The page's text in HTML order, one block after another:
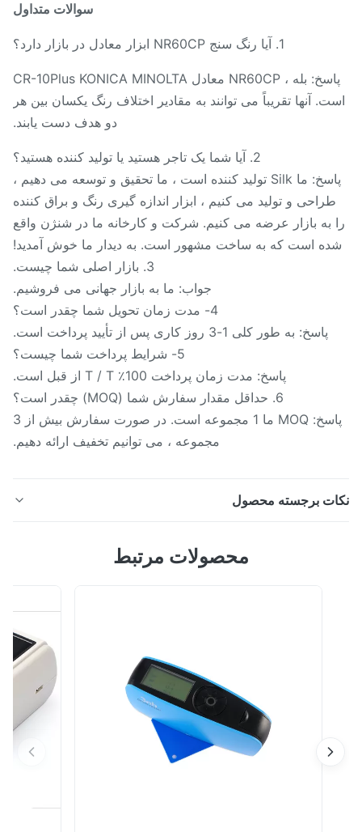
سوالات متداول
پاسخ: بله ، NR60CP معادل CR-10Plus KONICA MINOLTA
آنها تقریباً می توانند به مقادیر اختلاف رنگ یکسان بین هر
دو هدف دست یابند.
پاسخ: ما Silk تولید کننده است ، ما تحقیق و توسعه می دهیم ،
طراحی و تولید می کنیم ، ابزار اندازه گیری رنگ و براق کننده
به بازار عرضه می کنیم. شرکت و کارخانه ما در شنژن واقع
است که به ساخت مشهور است. به دیدار ما خوش آمدید!
جواب: ما به بازار جهانی می فروشیم.
پاسخ: به طور کلی 1-3 روز کاری پس از تأیید پرداخت است.
پاسخ: مدت زمان پرداخت 100٪ T / T از قبل است.
پاسخ: MOQ ما 1 مجموعه است. در صورت سفارش بیش از 3
مجموعه ، می توانیم تخفیف ارائه دهیم.
برجسته محصول
میلی متر و 4 میلی متر بالاترین قیمت نسبت عملکرد بالاترین
محصولات مرتبط